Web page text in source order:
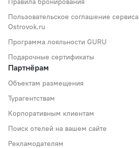
Пользовательское соглашение сервиса
Ostrovok.ru
Программа лояльности GURU
Подарочные сертификаты
Партнёрам
Объектам размещения
Турагентствам
Корпоративным клиентам
Поиск отелей на вашем сайте
Рекламодателям